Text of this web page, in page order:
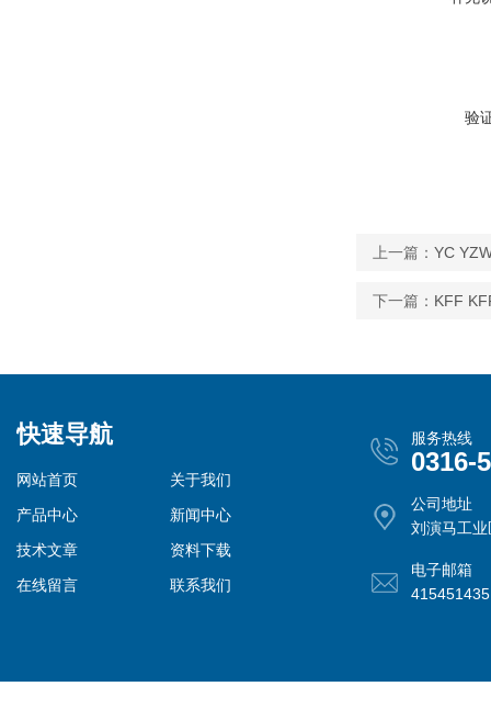
验
上一篇： YC
下一篇： KFF
快速导航
网站首页
关于我们
产品中心
新闻中心
技术文章
资料下载
在线留言
联系我们
服务热线
0316-
公司地址
刘演马工业
电子邮箱